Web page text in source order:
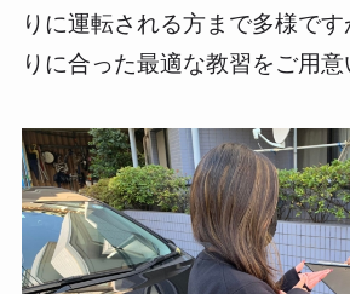
りに運転される方まで多様で
りに合った最適な教習をご用意